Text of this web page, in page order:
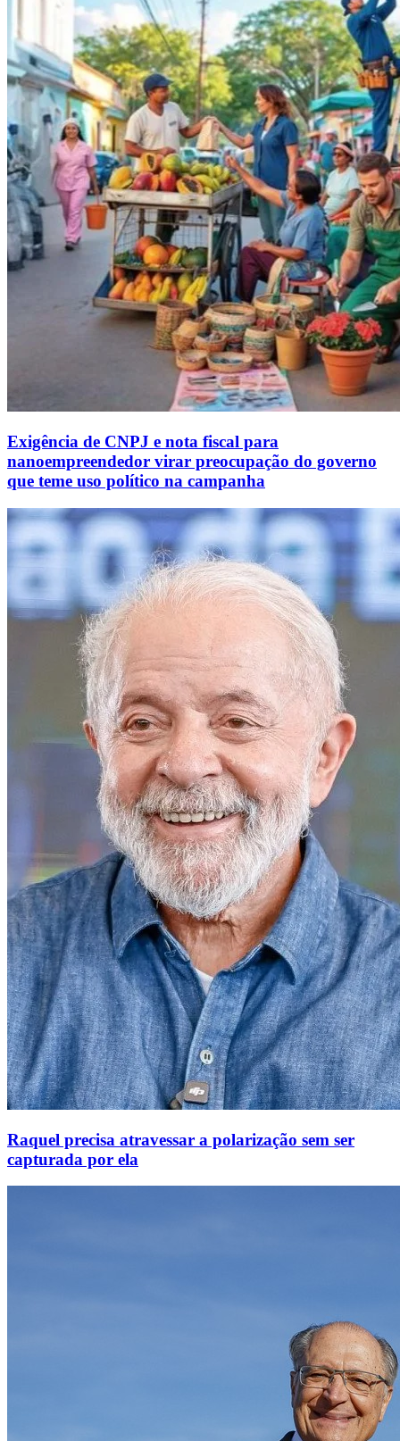
Exigência de CNPJ e nota fiscal para
nanoempreendedor virar preocupação do governo
que teme uso político na campanha
Raquel precisa atravessar a polarização sem ser
capturada por ela